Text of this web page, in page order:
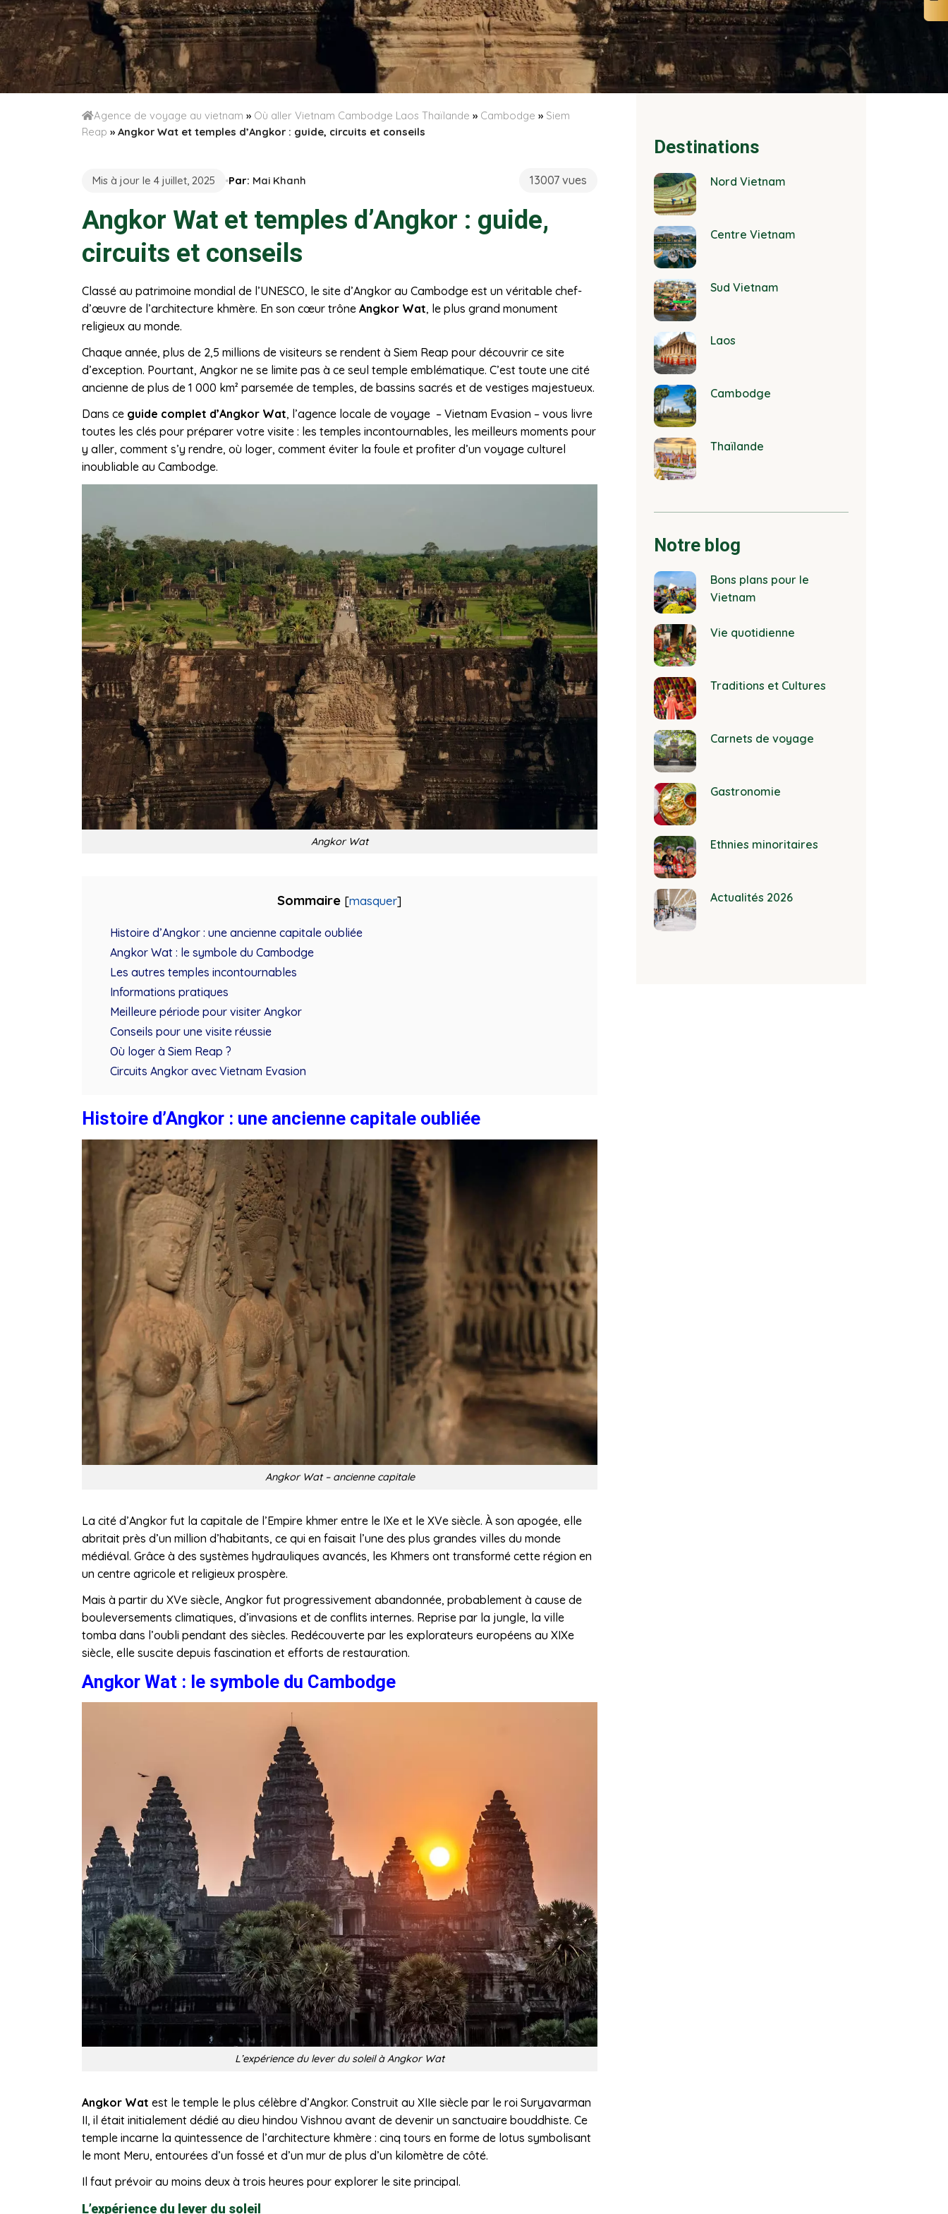
Agence de voyage au vietnam » Où aller Vietnam Cambodge Laos Thaïlande » Cambodge » Siem
Reap » Angkor Wat et temples d’Angkor : guide, circuits et conseils
Mis à jour le 4 juillet, 2025 Par: Mai Khanh 13007 vues
Angkor Wat et temples d’Angkor : guide,
circuits et conseils
Classé au patrimoine mondial de l’UNESCO, le site d’Angkor au Cambodge est un véritable chef-
d’œuvre de l’architecture khmère. En son cœur trône Angkor Wat, le plus grand monument
religieux au monde.
Chaque année, plus de 2,5 millions de visiteurs se rendent à Siem Reap pour découvrir ce site
d’exception. Pourtant, Angkor ne se limite pas à ce seul temple emblématique. C’est toute une cité
ancienne de plus de 1 000 km² parsemée de temples, de bassins sacrés et de vestiges majestueux.
Dans ce guide complet d’Angkor Wat, l’agence locale de voyage – Vietnam Evasion – vous livre
toutes les clés pour préparer votre visite : les temples incontournables, les meilleurs moments pour
y aller, comment s’y rendre, où loger, comment éviter la foule et profiter d’un voyage culturel
inoubliable au Cambodge.
Angkor Wat
Sommaire [masquer]
Histoire d’Angkor : une ancienne capitale oubliée
Angkor Wat : le symbole du Cambodge
Les autres temples incontournables
Informations pratiques
Meilleure période pour visiter Angkor
Conseils pour une visite réussie
Où loger à Siem Reap ?
Circuits Angkor avec Vietnam Evasion
Histoire d’Angkor : une ancienne capitale oubliée
Angkor Wat – ancienne capitale
La cité d’Angkor fut la capitale de l’Empire khmer entre le IXe et le XVe siècle. À son apogée, elle
abritait près d’un million d’habitants, ce qui en faisait l’une des plus grandes villes du monde
médiéval. Grâce à des systèmes hydrauliques avancés, les Khmers ont transformé cette région en
un centre agricole et religieux prospère.
Mais à partir du XVe siècle, Angkor fut progressivement abandonnée, probablement à cause de
bouleversements climatiques, d’invasions et de conflits internes. Reprise par la jungle, la ville
tomba dans l’oubli pendant des siècles. Redécouverte par les explorateurs européens au XIXe
siècle, elle suscite depuis fascination et efforts de restauration.
Angkor Wat : le symbole du Cambodge
L’expérience du lever du soleil à Angkor Wat
Angkor Wat est le temple le plus célèbre d’Angkor. Construit au XIIe siècle par le roi Suryavarman
II, il était initialement dédié au dieu hindou Vishnou avant de devenir un sanctuaire bouddhiste. Ce
temple incarne la quintessence de l’architecture khmère : cinq tours en forme de lotus symbolisant
le mont Meru, entourées d’un fossé et d’un mur de plus d’un kilomètre de côté.
Il faut prévoir au moins deux à trois heures pour explorer le site principal.
L’expérience du lever du soleil
Destinations
Nord Vietnam
Centre Vietnam
Sud Vietnam
Laos
Cambodge
Thaïlande
Notre blog
Bons plans pour le
Vietnam
Vie quotidienne
Traditions et Cultures
Carnets de voyage
Gastronomie
Ethnies minoritaires
Actualités 2026